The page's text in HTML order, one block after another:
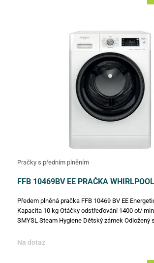
Pračky s předním plněním
FFB 10469BV EE PRAČKA WHIRLPOOL
Předem plněná pračka FFB 10469 BV EE
Kapacita 10 kg Otáčky odstřeďování 1400 ot/
SMYSL Steam Hygiene Dětský zámek Odložený
60°…
Na dotaz